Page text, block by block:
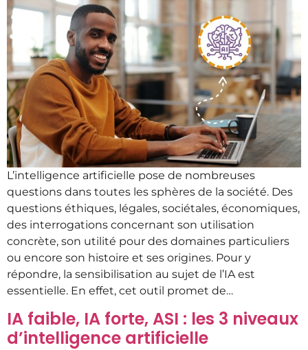
L’intelligence artificielle pose de nombreuses
questions dans toutes les sphères de la société. Des
questions éthiques, légales, sociétales, économiques,
des interrogations concernant son utilisation
concrète, son utilité pour des domaines particuliers
ou encore son histoire et ses origines. Pour y
répondre, la sensibilisation au sujet de l’IA est
essentielle. En effet, cet outil promet de…
IA faible, IA forte, ASI : les 3 niveaux
d’intelligence artificielle